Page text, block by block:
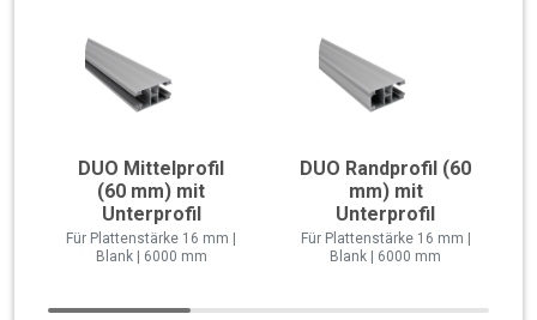
DUO Mittelprofil
(60 mm) mit
Unterprofil
Für Plattenstärke 16 mm |
Blank | 6000 mm
DUO Randprofil (60
mm) mit
Unterprofil
Für Plattenstärke 16 mm |
Blank | 6000 mm